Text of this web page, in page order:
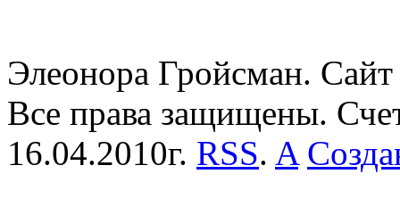
Элеонора Гройсман.
Все права защищены.
16.04.2010г. RSS. A